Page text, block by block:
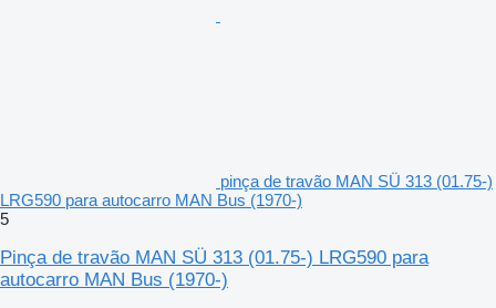
pinça de travão MAN SÜ 313 (01.75-)
LRG590 para autocarro MAN Bus (1970-)
5
Pinça de travão MAN SÜ 313 (01.75-) LRG590 para
autocarro MAN Bus (1970-)